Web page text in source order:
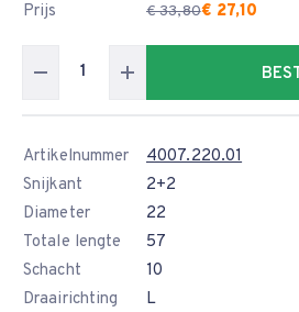
Prijs € 33,80€ 27,10
Artikelnummer
4007.220.01
Snijkant
2+2
Diameter
22
Totale lengte
57
Schacht
10
Draairichting
L